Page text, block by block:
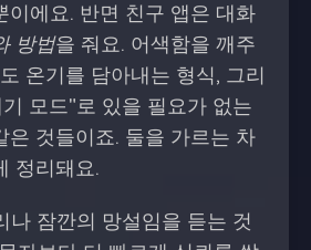
이에요. 반면 친구 앱은 대화
방법을 줘요. 어색함을 깨주
온기를 담아내는 형식, 그리
모드"로 있을 필요가 없는
은 것들이죠. 둘을 가르는 차
정리돼요.
나 잠깐의 망설임을 듣는 것